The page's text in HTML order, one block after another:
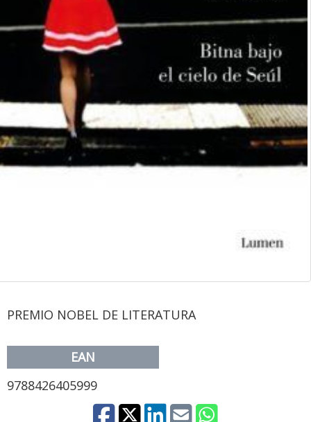
PREMIO NOBEL DE LITERATURA
EAN
9788426405999